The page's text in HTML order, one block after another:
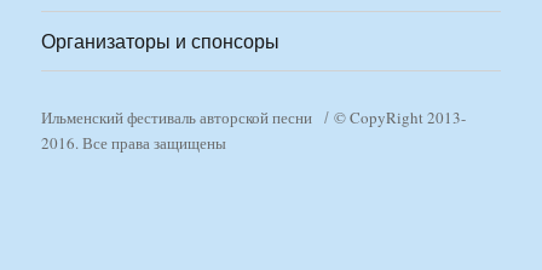
Организаторы и спонсоры
Ильменский фестиваль авторской песни
© CopyRight 2013-
2016. Все права защищены